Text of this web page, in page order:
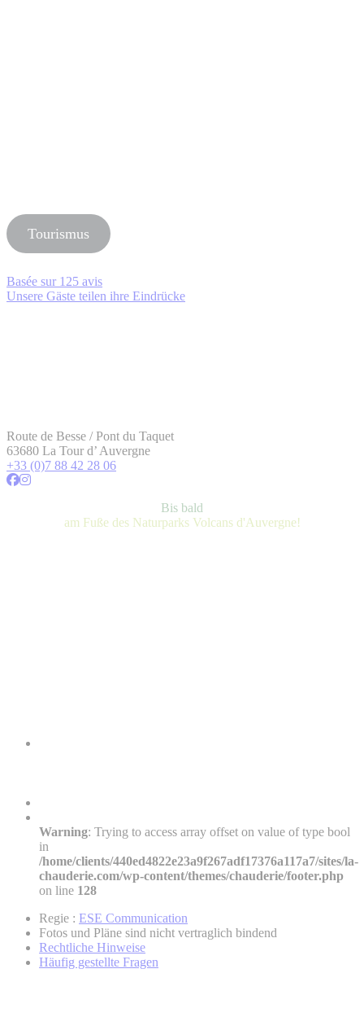
Tourismus
Basée sur 125 avis
Unsere Gäste teilen ihre Eindrücke
Route de Besse / Pont du Taquet
63680 La Tour d’ Auvergne
+33 (0)7 88 42 28 06
Bis bald
am Fuße des Naturparks Volcans d'Auvergne!
Warning: Trying to access array offset on value of type bool
in
/home/clients/440ed4822e23a9f267adf17376a117a7/sites/la-
chauderie.com/wp-content/themes/chauderie/footer.php
on line 128
Regie : ESE Communication
Fotos und Pläne sind nicht vertraglich bindend
Rechtliche Hinweise
Häufig gestellte Fragen